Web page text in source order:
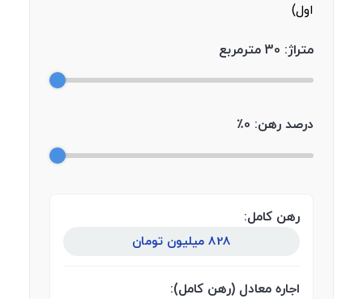
اول)
متراژ: 30 مترمربع
درصد رهن: 0٪
رهن کامل:
828 میلیون تومان
اجاره معادل (رهن کامل):